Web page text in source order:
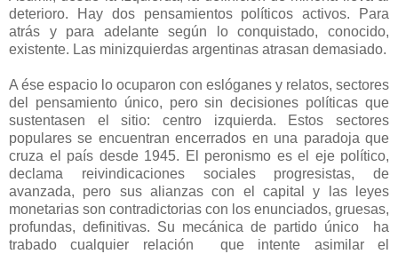
deterioro. Hay dos pensamientos políticos activos. Para
atrás y para adelante según lo conquistado, conocido,
existente. Las minizquierdas argentinas atrasan demasiado.
A ése espacio lo ocuparon con eslóganes y relatos, sectores
del pensamiento único, pero sin decisiones políticas que
sustentasen el sitio: centro izquierda. Estos sectores
populares se encuentran encerrados en una paradoja que
cruza el país desde 1945. El peronismo es el eje político,
declama reivindicaciones sociales progresistas, de
avanzada, pero sus alianzas con el capital y las leyes
monetarias son contradictorias con los enunciados, gruesas,
profundas, definitivas. Su mecánica de partido único ha
trabado cualquier relación que intente asimilar el